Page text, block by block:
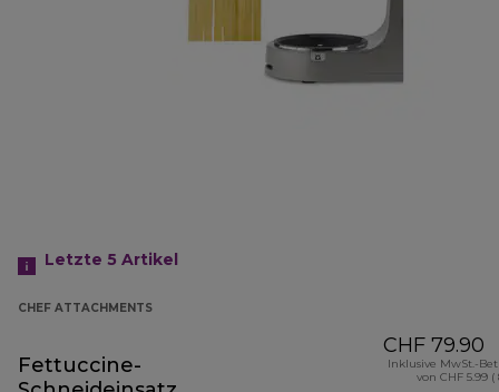
Letzte 5 Artikel
CHEF ATTACHMENTS
Fettuccine-
CHF 79.90
Inklusive MwSt.-
von CHF 5.99 (